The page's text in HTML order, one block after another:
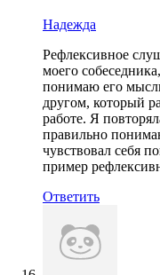
Надежда
Рефлексивное
моего
понимаю его
другом, который
работе. Я
правильно
чувствовал себя
пример
Ответить